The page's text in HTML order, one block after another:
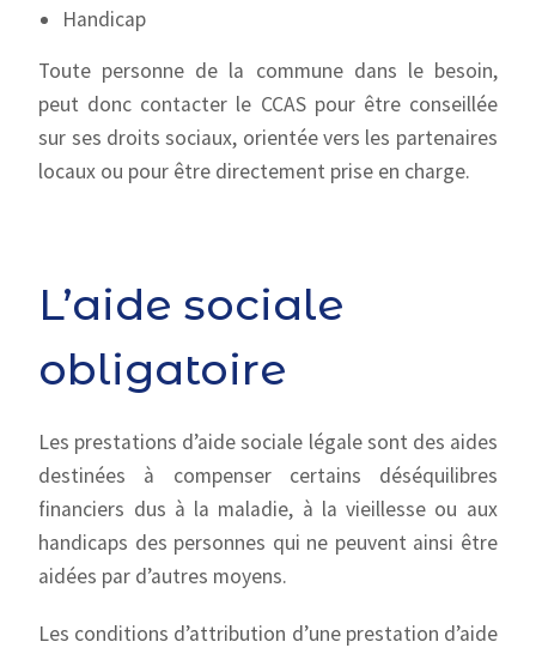
Handicap
Toute personne de la commune dans le besoin,
peut donc contacter le CCAS pour être conseillée
sur ses droits sociaux, orientée vers les partenaires
locaux ou pour être directement prise en charge.
L’aide sociale
obligatoire
Les prestations d’aide sociale légale sont des aides
destinées à compenser certains déséquilibres
financiers dus à la maladie, à la vieillesse ou aux
handicaps des personnes qui ne peuvent ainsi être
aidées par d’autres moyens.
Les conditions d’attribution d’une prestation d’aide